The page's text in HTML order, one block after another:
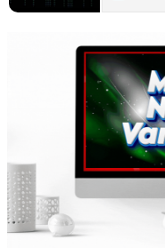
CANAL 3CLIMAS
BLOGS & COLUNAS
AGÊNCIA DE
CNN BRASIL
PORTAL CEARÁ
FOTOS
ÚLTIMAS
BOAS